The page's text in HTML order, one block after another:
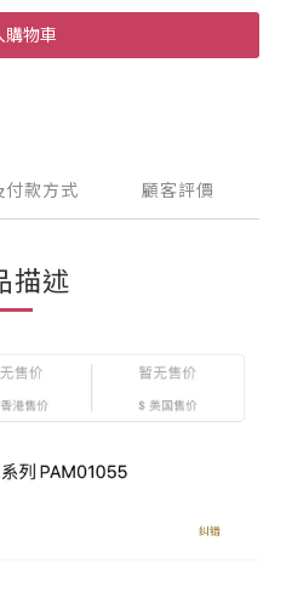
購物車
付款方式 顧客評價
描述